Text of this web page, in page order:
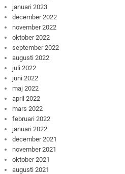
januari 2023
december 2022
november 2022
oktober 2022
september 2022
augusti 2022
juli 2022
juni 2022
maj 2022
april 2022
mars 2022
februari 2022
januari 2022
december 2021
november 2021
oktober 2021
augusti 2021